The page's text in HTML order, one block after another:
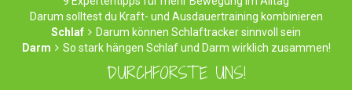
Darum solltest du Kraft- und Ausdauertraining kombinieren
Schlaf
Darum können Schlaftracker sinnvoll sein
Darm
So stark hängen Schlaf und Darm wirklich zusammen!
DURCHFORSTE UNS!